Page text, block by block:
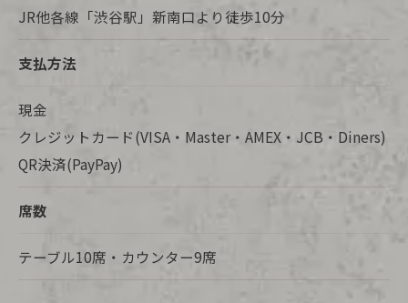
JR他各線「渋谷駅」新南口より徒歩10分
支払方法
現金
クレジットカード(VISA・Master・AMEX・JCB・Diners)
QR決済(PayPay)
席数
テーブル10席・カウンター9席